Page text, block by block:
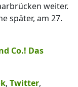
weiter.
später, am 27.
Co.! Das
, Twitter,